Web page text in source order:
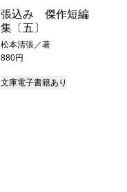
張込み 傑作短編
集〔五〕
松本清張／著
880円
文庫電子書籍あり